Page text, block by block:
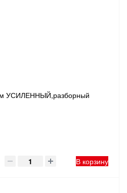
УСИЛЕННЫЙ,разборный
В корзину